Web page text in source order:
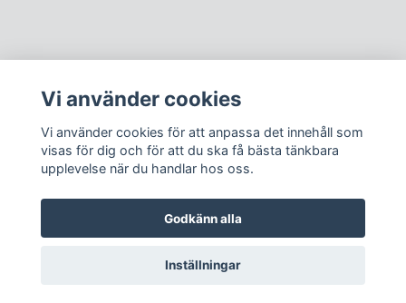
© Copyright 2026 Dunöras ting
Vi använder cookies
Vi använder cookies för att anpassa det innehåll som
visas för dig och för att du ska få bästa tänkbara
upplevelse när du handlar hos oss.
Godkänn alla
Inställningar